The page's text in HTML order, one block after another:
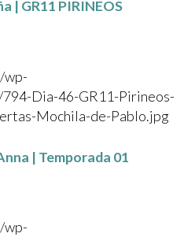
| GR11 PIRINEOS
wp-
Dia-46-GR11-Pirineos-
Mochila-de-Pablo.jpg
| Temporada 01
wp-